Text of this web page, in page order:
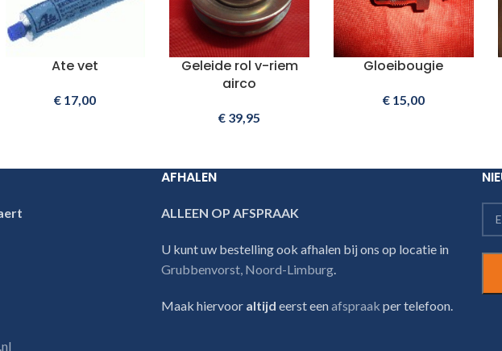
Ate vet
€ 17,00
Geleide rol v-riem
airco
€ 39,95
Gloeibougie
€15,00
AFHALEN
ALLEEN OP AFSPRAAK
U kunt uw bestelling ook afhalen bij ons op locatie in
Grubbenvorst, Noord-Limburg
Maak hiervoor altijd eerst eenafspraak per telefoon.